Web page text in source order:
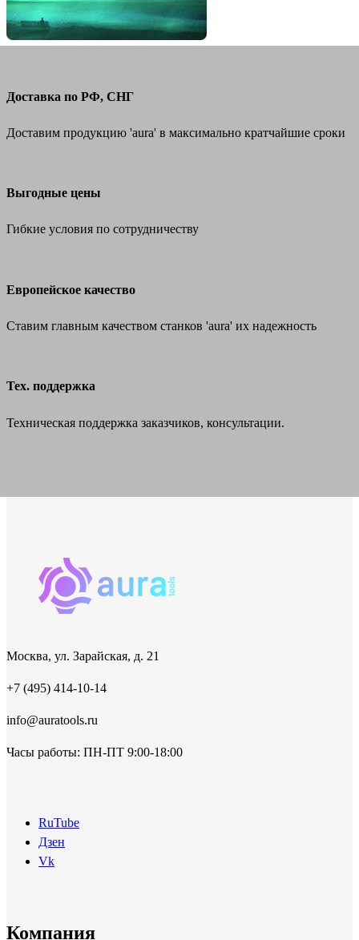
Доставка по РФ, СНГ
Доставим продукцию 'aura' в максимально кратчайшие сроки
Выгодные цены
Гибкие условия по сотрудничеству
Европейское качество
Ставим главным качеством станков 'aura' их надежность
Тех. поддержка
Техническая поддержка заказчиков, консультации.
Москва, ул. Зарайская, д. 21
+7 (495) 414-10-14
info@auratools.ru
Часы работы: ПН-ПТ 9:00-18:00
RuTube
Дзен
Vk
Компания